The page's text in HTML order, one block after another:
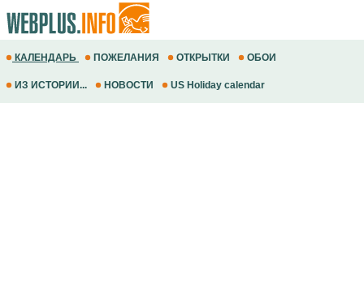
КАЛЕНДАРЬ ПОЖЕЛАНИЯ ОТКРЫТКИ ОБОИ
ИЗ ИСТОРИИ... НОВОСТИ US Holiday calendar